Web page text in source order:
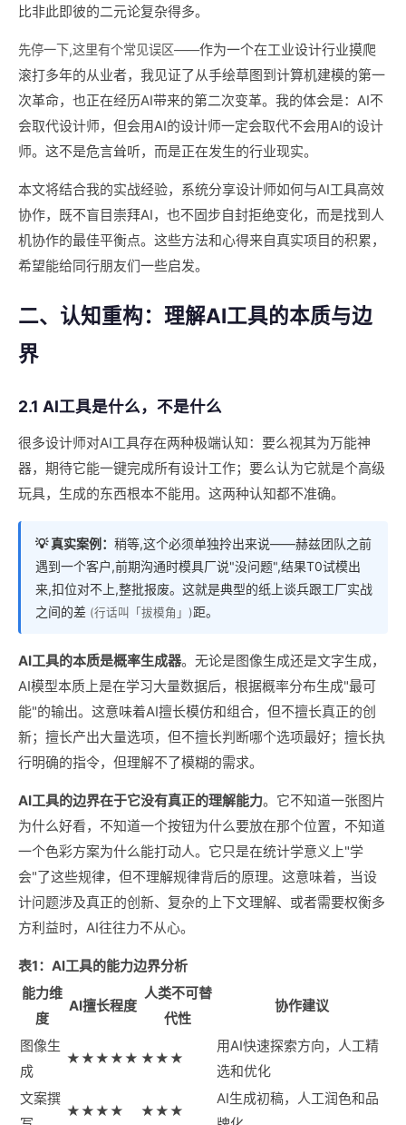
比非此即彼的二元论复杂得多。
先停一下,这里有个常见误区——作为一个在工业设计行业摸爬
滚打多年的从业者，我见证了从手绘草图到计算机建模的第一
次革命，也正在经历AI带来的第二次变革。我的体会是：AI不
会取代设计师，但会用AI的设计师一定会取代不会用AI的设计
师。这不是危言耸听，而是正在发生的行业现实。
本文将结合我的实战经验，系统分享设计师如何与AI工具高效
协作，既不盲目崇拜AI，也不固步自封拒绝变化，而是找到人
机协作的最佳平衡点。这些方法和心得来自真实项目的积累，
希望能给同行朋友们一些启发。
二、认知重构：理解AI工具的本质与边
界
2.1 AI工具是什么，不是什么
很多设计师对AI工具存在两种极端认知：要么视其为万能神
器，期待它能一键完成所有设计工作；要么认为它就是个高级
玩具，生成的东西根本不能用。这两种认知都不准确。
💡 真实案例： 稍等,这个必须单独拎出来说——赫兹团队之前
遇到一个客户,前期沟通时模具厂说"没问题",结果T0试模出
来,扣位对不上,整批报废。这就是典型的纸上谈兵跟工厂实战
之间的差 (行话叫「拔模角」)距。
AI工具的本质是概率生成器。无论是图像生成还是文字生成，
AI模型本质上是在学习大量数据后，根据概率分布生成"最可
能"的输出。这意味着AI擅长模仿和组合，但不擅长真正的创
新；擅长产出大量选项，但不擅长判断哪个选项最好；擅长执
行明确的指令，但理解不了模糊的需求。
AI工具的边界在于它没有真正的理解能力。它不知道一张图片
为什么好看，不知道一个按钮为什么要放在那个位置，不知道
一个色彩方案为什么能打动人。它只是在统计学意义上"学
会"了这些规律，但不理解规律背后的原理。这意味着，当设
计问题涉及真正的创新、复杂的上下文理解、或者需要权衡多
方利益时，AI往往力不从心。
表1：AI工具的能力边界分析
能力维
度
AI擅长程度
人类不可替
代性
协作建议
图像生
成
★★★★★ ★★★
用AI快速探索方向，人工精
选和优化
文案撰
★★★★ ★★★
AI生成初稿，人工润色和品